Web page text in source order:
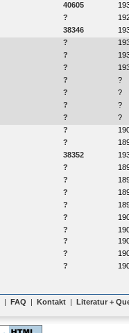
40605
?
38346
?
?
?
?
?
?
?
?
?
?
?
?
?
38352
?
?
?
?
?
?
?
?
?
| FAQ | Kontakt | Literatur +